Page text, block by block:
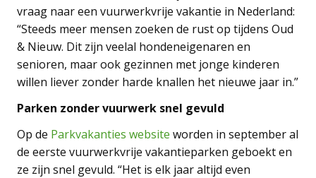
vraag naar een vuurwerkvrije vakantie in Nederland:
“Steeds meer mensen zoeken de rust op tijdens Oud
& Nieuw. Dit zijn veelal hondeneigenaren en
senioren, maar ook gezinnen met jonge kinderen
willen liever zonder harde knallen het nieuwe jaar in.”
Parken zonder vuurwerk snel gevuld
Op de Parkvakanties website worden in september al
de eerste vuurwerkvrije vakantieparken geboekt en
ze zijn snel gevuld. “Het is elk jaar altijd even